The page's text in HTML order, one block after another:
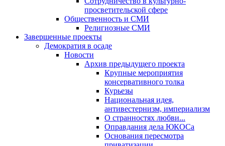
просветительской сфере
Общественность и СМИ
Религиозные СМИ
Завершенные проекты
Демократия в осаде
Новости
Архив предыдущего проекта
Крупные мероприятия
консервативного толка
Курьезы
Национальная идея,
антивестернизм, империализм
О странностях любви...
Оправдания дела ЮКОСа
Основания пересмотра